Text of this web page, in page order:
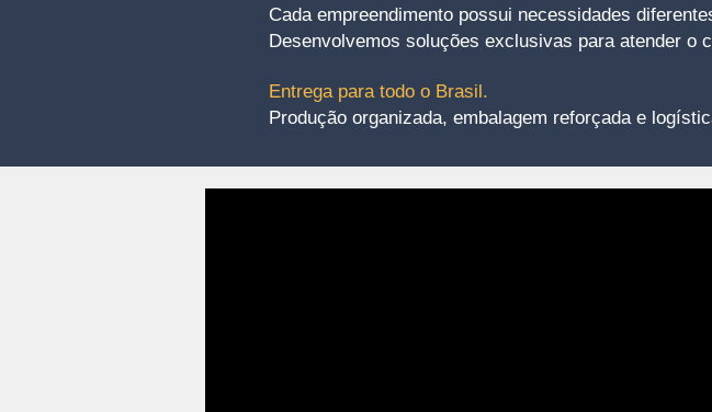
Cada empreendimento possui necessidades
Desenvolvemos soluções exclusivas para atender o
Entrega para todo o Brasil.
Produção organizada, embalagem reforçada e